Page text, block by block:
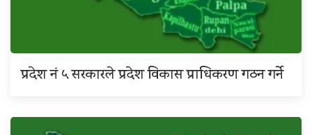
प्रदेश नं ५ सरकारले प्रदेश विकास प्राधिकरण गठन गर्ने